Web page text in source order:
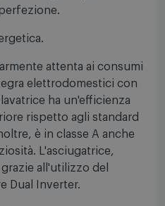
attenta ai consumi
elettrodomestici con
ha un'efficienza
rispetto agli standard
è in classe A anche
L'asciugatrice,
all'utilizzo del
Dual Inverter.